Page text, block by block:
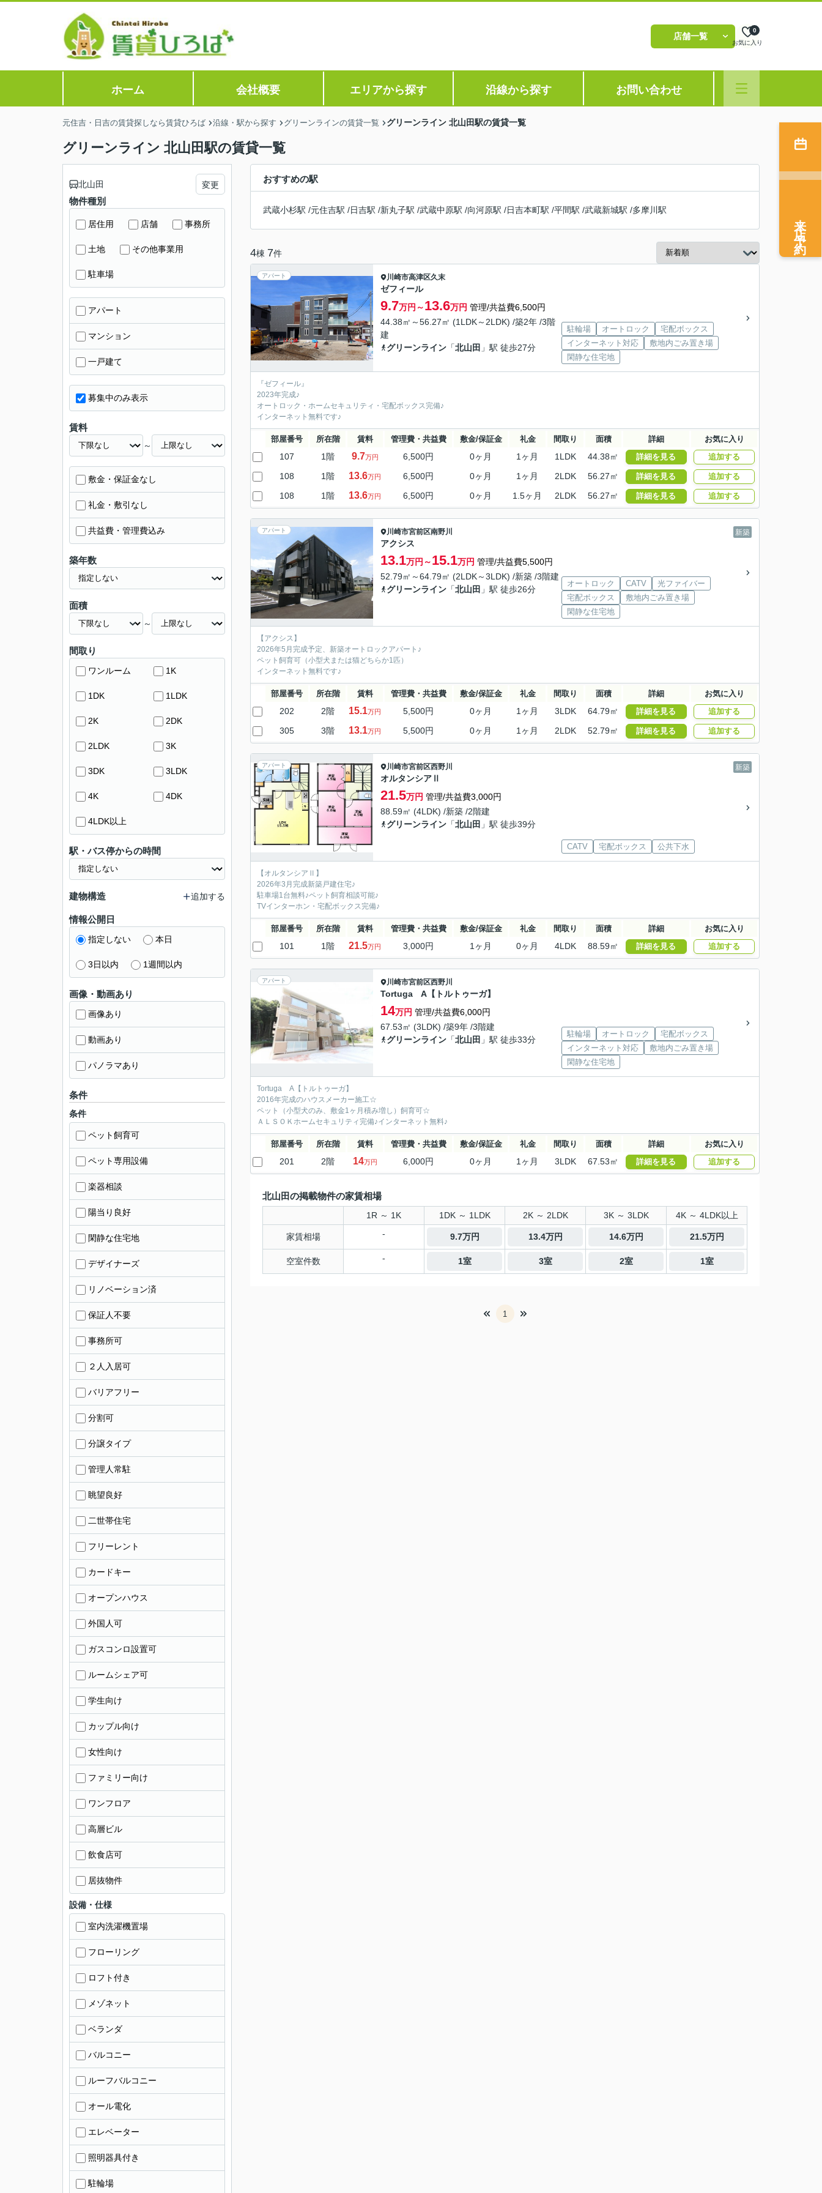
店舗一覧
お気に入り
0
ホーム 会社概要 エリアから探す 沿線から探す お問い合わせ
元住吉・日吉の賃貸探しなら賃貸ひろば 沿線・駅から探す グリーンラインの賃貸一覧 グリーンライン 北山田駅の賃貸一覧
グリーンライン 北山田駅の賃貸一覧
おすすめの駅
武蔵小杉駅 /元住吉駅 /日吉駅 /新丸子駅 /武蔵中原駅 /向河原駅 /日吉本町駅 /平間駅 /武蔵新城駅 /多摩川駅
4棟 7件
アパート 川崎市高津区久末
ゼフィール
9.7万円～13.6万円 管理/共益費6,500円
44.38㎡～56.27㎡ (1LDK～2LDK) /築2年 /3階
建
グリーンライン 「北山田 」駅 徒歩27分
駐輪場 オートロック
宅配ボックス
インターネット対応
敷地内ごみ置き場
閑静な住宅地
『ゼフィール』
2023年完成♪
オートロック・ホームセキュリティ・宅配ボックス完備♪
インターネット無料です♪
部屋番号 所在階 賃料 管理費・共益費 敷金/保証金 礼金 間取り 面積 詳細 お気に入り
107 1階 9.7万円 6,500円 0ヶ月 1ヶ月 1LDK 44.38㎡ 詳細を見る 追加する
108 1階 13.6万円 6,500円 0ヶ月 1ヶ月 2LDK 56.27㎡ 詳細を見る 追加する
108 1階 13.6万円 6,500円 0ヶ月 1.5ヶ月 2LDK 56.27㎡ 詳細を見る 追加する
アパート 新築
川崎市宮前区南野川
アクシス
13.1万円～15.1万円 管理/共益費5,500円
52.79㎡～64.79㎡ (2LDK～3LDK) /新築 /3階建
グリーンライン 「北山田 」駅 徒歩26分
オートロック CATV
光ファイバー
宅配ボックス
敷地内ごみ置き場
閑静な住宅地
【アクシス】
2026年5月完成予定、新築オートロックアパート♪
ペット飼育可（小型犬または猫どちらか1匹）
インターネット無料です♪
部屋番号 所在階 賃料 管理費・共益費 敷金/保証金 礼金 間取り 面積 詳細 お気に入り
202 2階 15.1万円 5,500円 0ヶ月 1ヶ月 3LDK 64.79㎡ 詳細を見る 追加する
305 3階 13.1万円 5,500円 0ヶ月 1ヶ月 2LDK 52.79㎡ 詳細を見る 追加する
アパート 新築
川崎市宮前区西野川
オルタンシアⅡ
21.5万円 管理/共益費3,000円
88.59㎡ (4LDK) /新築 /2階建
グリーンライン 「北山田 」駅 徒歩39分
CATV 宅配ボックス 公共下水
【オルタンシアⅡ】
2026年3月完成新築戸建住宅♪
駐車場1台無料♪ペット飼育相談可能♪
TVインターホン・宅配ボックス完備♪
部屋番号 所在階 賃料 管理費・共益費 敷金/保証金 礼金 間取り 面積 詳細 お気に入り
101 1階 21.5万円 3,000円 1ヶ月 0ヶ月 4LDK 88.59㎡ 詳細を見る 追加する
アパート 川崎市宮前区西野川
Tortuga A【トルトゥーガ】
14万円 管理/共益費6,000円
67.53㎡ (3LDK) /築9年 /3階建
グリーンライン 「北山田 」駅 徒歩33分
駐輪場 オートロック
宅配ボックス
インターネット対応
敷地内ごみ置き場
閑静な住宅地
Tortuga A【トルトゥーガ】
2016年完成のハウスメーカー施工☆
ペット（小型犬のみ、敷金1ヶ月積み増し）飼育可☆
ＡＬＳＯＫホームセキュリティ完備♪インターネット無料♪
部屋番号 所在階 賃料 管理費・共益費 敷金/保証金 礼金 間取り 面積 詳細 お気に入り
201 2階 14万円 6,000円 0ヶ月 1ヶ月 3LDK 67.53㎡ 詳細を見る 追加する
北山田の掲載物件の家賃相場
1R ～ 1K 1DK ～ 1LDK 2K ～ 2LDK 3K ～ 3LDK 4K ～ 4LDK以上
家賃相場 - 9.7万円 13.4万円 14.6万円 21.5万円
空室件数 - 1室 3室 2室 1室
1
北山田 変更
物件種別
居住用 店舗 事務所
土地 その他事業用
駐車場
アパート
マンション
一戸建て
募集中のみ表示
賃料
～
敷金・保証金なし
礼金・敷引なし
共益費・管理費込み
築年数
面積
～
間取り
ワンルーム 1K
1DK 1LDK
2K 2DK
2LDK 3K
3DK 3LDK
4K 4DK
4LDK以上
駅・バス停からの時間
建物構造 追加する
情報公開日
指定しない 本日
3日以内 1週間以内
画像・動画あり
画像あり
動画あり
パノラマあり
条件
条件
ペット飼育可
ペット専用設備
楽器相談
陽当り良好
閑静な住宅地
デザイナーズ
リノベーション済
保証人不要
事務所可
２人入居可
バリアフリー
分割可
分譲タイプ
管理人常駐
眺望良好
二世帯住宅
フリーレント
カードキー
オープンハウス
外国人可
ガスコンロ設置可
ルームシェア可
学生向け
カップル向け
女性向け
ファミリー向け
ワンフロア
高層ビル
飲食店可
居抜物件
設備・仕様
室内洗濯機置場
フローリング
ロフト付き
メゾネット
ベランダ
バルコニー
ルーフバルコニー
オール電化
エレベーター
照明器具付き
駐輪場
来店予約